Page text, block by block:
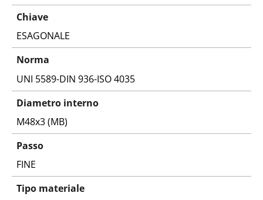
Chiave
ESAGONALE
Norma
UNI 5589-DIN 936-ISO 4035
Diametro interno
M48x3 (MB)
Passo
FINE
Tipo materiale